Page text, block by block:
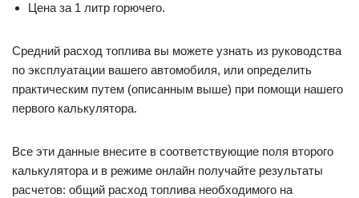
Цена за 1 литр горючего.
Средний расход топлива вы можете узнать из руководства
по эксплуатации вашего автомобиля, или определить
практическим путем (описанным выше) при помощи нашего
первого калькулятора.
Все эти данные внесите в соответствующие поля второго
калькулятора и в режиме онлайн получайте результаты
расчетов: общий расход топлива необходимого на